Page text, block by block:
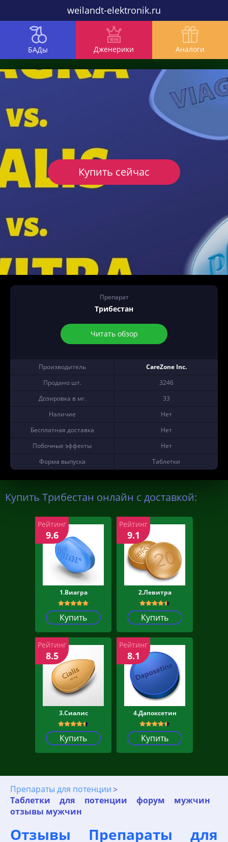
weilandt-elektronik.ru
БАДы Дженерики Аналоги
Препарат
Трибестан
Читать обзор
Производитель
CareZone Inc.
Продано шт.
3246
Дозировка в мг.
33
Наличие
Нет
Бесплатная доставка
Нет
Побочные эффекты
Нет
Форма выпуска
Таблетки
Купить сейчас
Купить Трибестан онлайн с доставкой:
1.Виагра
Купить
Рейтинг
9.6
2.Левитра
Купить
Рейтинг
9.1
3.Сиалис
Купить
Рейтинг
8.5
4.Дапоксетин
Купить
Рейтинг
8.1
Препараты для потенции
Таблетки для потенции форум мужчин
отзывы мужчин
Отзывы Препараты для